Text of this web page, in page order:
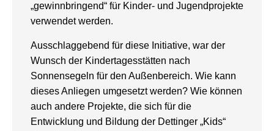
„gewinnbringend“ für Kinder- und Jugendprojekte
verwendet werden.
Ausschlaggebend für diese Initiative, war der
Wunsch der Kindertagesstätten nach
Sonnensegeln für den Außenbereich. Wie kann
dieses Anliegen umgesetzt werden? Wie können
auch andere Projekte, die sich für die
Entwicklung und Bildung der Dettinger „Kids“